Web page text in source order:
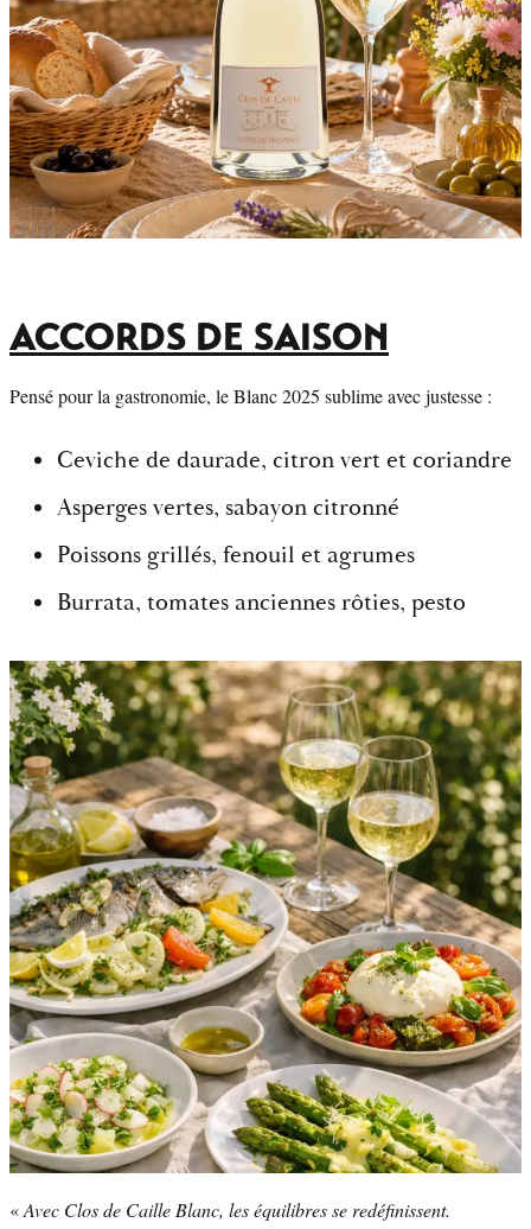
ACCORDS DE SAISON
Pensé pour la gastronomie, le Blanc 2025 sublime avec justesse :
Ceviche de daurade, citron vert et coriandre
Asperges vertes, sabayon citronné
Poissons grillés, fenouil et agrumes
Burrata, tomates anciennes rôties, pesto
«Avec Clos de Caille Blanc, les équilibres se redéfinissent.